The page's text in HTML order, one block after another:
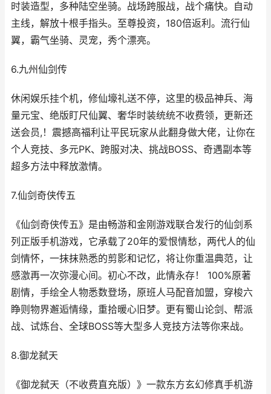
时装造型，多种陆空坐骑。战场跨服战，战个痛快。自动
主线，解放十根手指头。至尊投资，180倍返利。流行仙
翼，霸气坐骑、灵宠，秀个漂亮。
6.九州仙剑传
休闲娱乐挂个机，修仙壕礼送不停，这里的极品神兵、海
量元宝、绝版盯尺仙翼、奢华时装统统不收费领，更新还
送会员,！震撼高福利让平民玩家从此翻身做大佬，让你在
个人竞技、多元PK、跨服对决、挑战BOSS、奇遇副本等
超多方法中释放激情。
7.仙剑奇侠传五
《仙剑奇侠传五》是由畅游和金刚游戏联合发行的仙剑系
列正版手机游戏，它承载了20年的爱恨情愁，两代人的仙
剑情怀，一抹抹熟悉的剪影和记忆，将让你重温典范，让
感激再一次弥漫心间。初心不改，此情永存！ 100%原著
剧情，手绘全人物悉数登场，原班人马配音加盟，穿梭六
睁则物界邂逅情缘，重拾暖心旧梦。更有蜀山论剑、帮派
战、试炼台、全球BOSS等大型多人竞技方法等你来战。
8.御龙弑天
《御龙弑天（不收费直充版）》一款东方玄幻修真手机游